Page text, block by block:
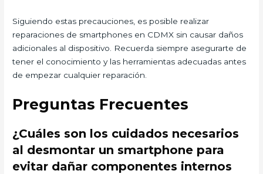
Siguiendo estas precauciones, es posible realizar
reparaciones de smartphones en CDMX sin causar daños
adicionales al dispositivo. Recuerda siempre asegurarte de
tener el conocimiento y las herramientas adecuadas antes
de empezar cualquier reparación.
Preguntas Frecuentes
¿Cuáles son los cuidados necesarios
al desmontar un smartphone para
evitar dañar componentes internos